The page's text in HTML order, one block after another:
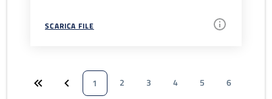
SCARICA FILE
1 2 3 4 5
6